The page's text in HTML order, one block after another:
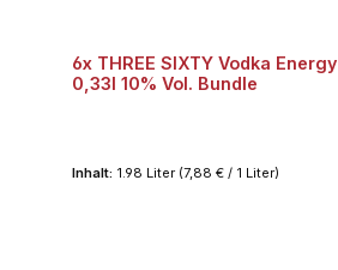
6x THREE SIXTY Vodka
0,33l 10% Vol. Bundle
Inhalt: 1.98 Liter (7,88 € / 1 Liter)